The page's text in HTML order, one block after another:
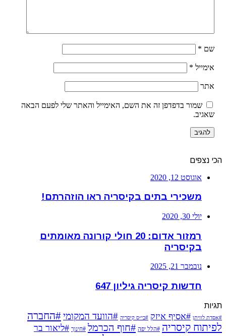
שם *
אימייל *
אתר
שמור בדפדפן זה את השם, האימייל והאתר שלי לפעם הבאה
שאגיב.
הכי נצפים
אוגוסט 12, 2020
משכירי בתים בקיסריה ראו הוזהרתם!
יולי 30, 2020
רמזור אדום: 20 חולי קורונה מאומתים
בקיסריה
נובמבר 21, 2025
חדשות קיסריה גיליון 647
תגיות
#אסדת לוויתן #אסיף איזק #בי״ס קיסריה #הוועד המקומי#החברה
לפיתוח קיסריה #הלל יפה #חוף הכרמל #חינוך #ליאור בר